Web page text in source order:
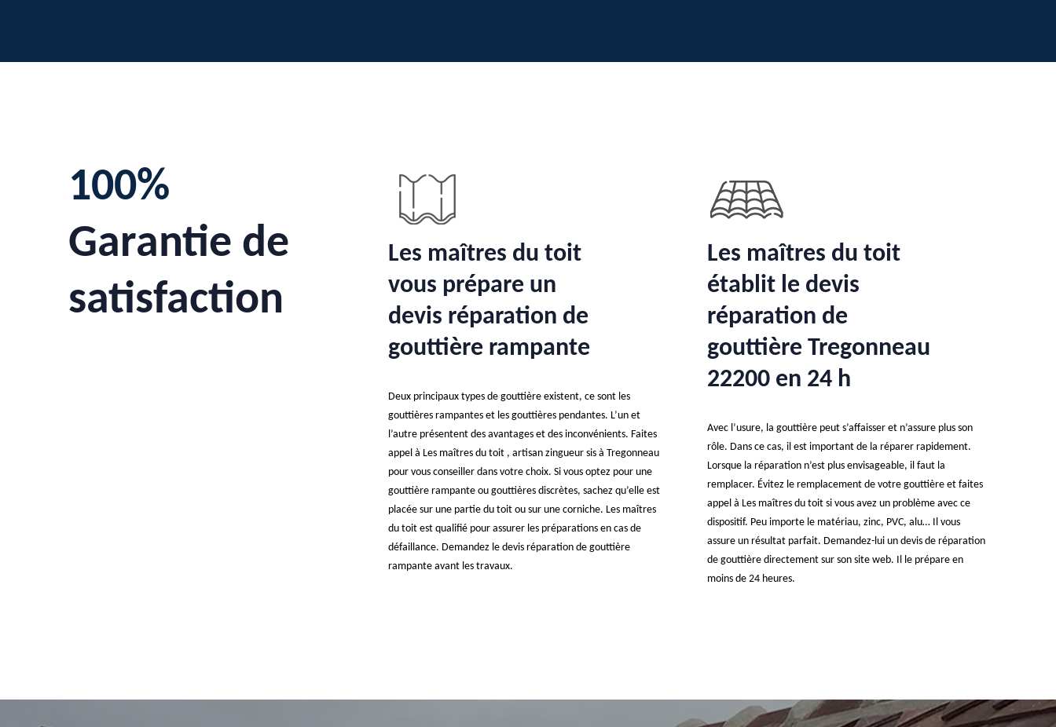
100%
Garantie de
satisfaction
Les maîtres du toit
vous prépare un
devis réparation de
gouttière rampante
Deux principaux types de gouttière existent, ce sont les
gouttières rampantes et les gouttières pendantes. L’un et
l’autre présentent des avantages et des inconvénients. Faites
appel à Les maîtres du toit , artisan zingueur sis à Tregonneau
pour vous conseiller dans votre choix. Si vous optez pour une
gouttière rampante ou gouttières discrètes, sachez qu’elle est
placée sur une partie du toit ou sur une corniche. Les maîtres
du toit est qualifié pour assurer les préparations en cas de
défaillance. Demandez le devis réparation de gouttière
rampante avant les travaux.
Les maîtres du toit
établit le devis
réparation de
gouttière Tregonneau
22200 en 24 h
Avec l’usure, la gouttière peut s’affaisser et n’assure plus son
rôle. Dans ce cas, il est important de la réparer rapidement.
Lorsque la réparation n’est plus envisageable, il faut la
remplacer. Évitez le remplacement de votre gouttière et faites
appel à Les maîtres du toit si vous avez un problème avec ce
dispositif. Peu importe le matériau, zinc, PVC, alu… Il vous
assure un résultat parfait. Demandez-lui un devis de réparation
de gouttière directement sur son site web. Il le prépare en
moins de 24 heures.